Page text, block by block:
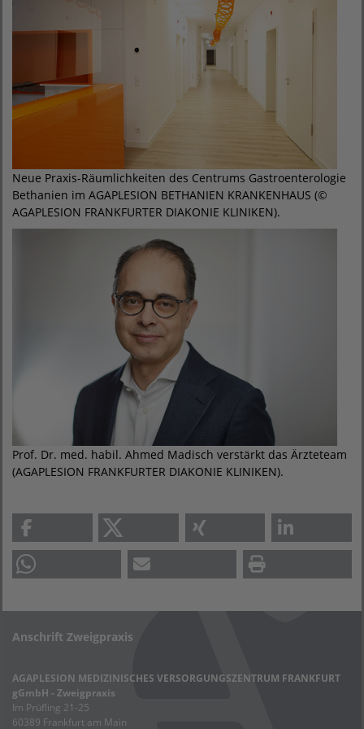
Neue Praxis-Räumlichkeiten des Centrums Gastroenterologie
Bethanien im AGAPLESION BETHANIEN KRANKENHAUS (©
AGAPLESION FRANKFURTER DIAKONIE KLINIKEN).
Prof. Dr. med. habil. Ahmed Madisch verstärkt das Ärzteteam
(AGAPLESION FRANKFURTER DIAKONIE KLINIKEN).
Anschrift Zweigpraxis
AGAPLESION MEDIZINISCHES VERSORGUNGSZENTRUM FRANKFURT
gGmbH - Zweigpraxis
Im Prüfling 21-25
60389 Frankfurt am Main